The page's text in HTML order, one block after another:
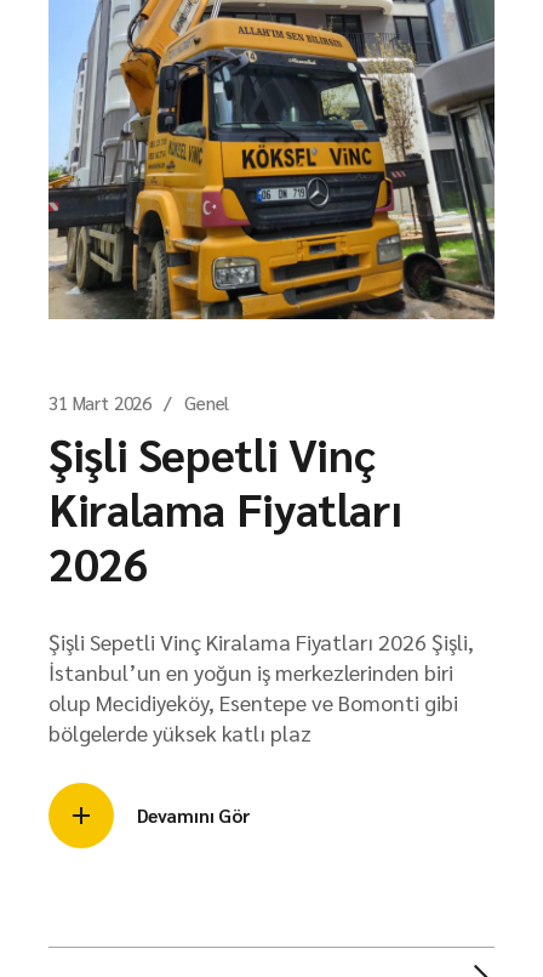
31 Mart 2026 Genel
Şişli Sepetli Vinç
Kiralama Fiyatları
2026
Şişli Sepetli Vinç Kiralama Fiyatları 2026 Şişli,
İstanbul’un en yoğun iş merkezlerinden biri
olup Mecidiyeköy, Esentepe ve Bomonti gibi
bölgelerde yüksek katlı plaz
Devamını Gör